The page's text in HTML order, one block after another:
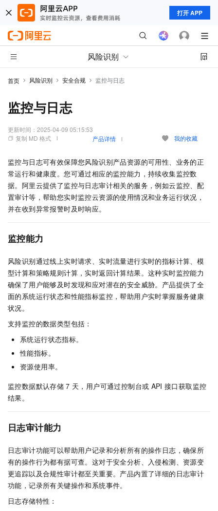
打开 APP
风险识别
首页 风险识别 安全合规 监控与日志
监控与日志
更新时间： 2025-04-09 05:15:53
复制 MD 格式
产品详情 我的收藏
监控与日志可有效保障您风险识别产品资源的可用性、业务的正
常运行和健康度。您可通过相应的监控能力，持续收集监控数
据。阿里云提供了监控与日志审计相关的服务，例如云监控、配
置审计等，帮助您实时监控云资源的使用情况和业务运行状况，
并在收到异常报警时及时响应。
监控能力
风险识别通过线上实时请求、实时流量进行实时的指标计算、模
型计算和策略规则计算，实时返回计算结果。这种实时监控能力
确保了用户能够及时发现和应对潜在的安全威胁。产品提供了全
面的系统运行状态和性能指标监控，帮助用户实时掌握服务健康
状况。
支持监控的数据类型包括：
系统运行状态指标。
性能指标。
资源使用率。
监控数据默认存储 7 天，用户可通过控制台或 API 接口获取监控
结果。
日志审计能力
日志审计功能可以帮助用户记录和分析所有的操作日志，确保所
有的操作行为都有据可查。这对于安全分析、入侵检测、资源变
更追踪以及合规性审计都至关重要。产品内置了详细的日志审计
功能，记录所有关键操作和系统事件。
日志存储特性：